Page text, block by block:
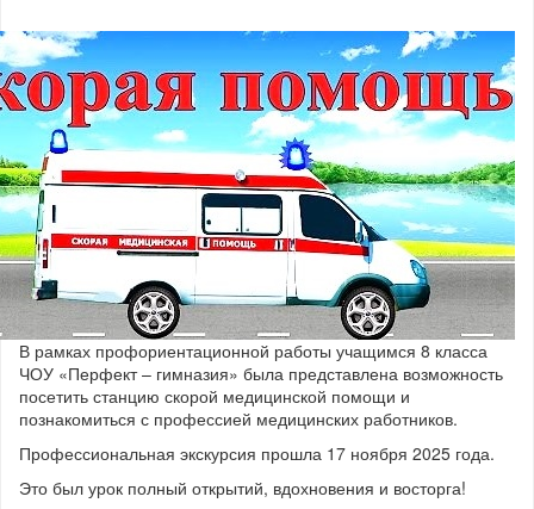
В рамках профориентационной работы учащимся 8 класса
ЧОУ «Перфект – гимназия» была представлена возможность
посетить станцию скорой медицинской помощи и
познакомиться с профессией медицинских работников.
Профессиональная экскурсия прошла 17 ноября 2025 года.
Это был урок полный открытий, вдохновения и восторга!